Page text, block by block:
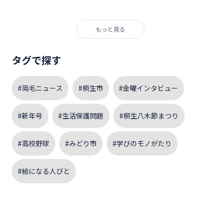
もっと見る
タグで探す
#両毛ニュース #桐生市 #金曜インタビュー
#新年号 #生活保護問題 #桐生八木節まつり
#高校野球 #みどり市 #学びのモノがたり
#絵になる人びと